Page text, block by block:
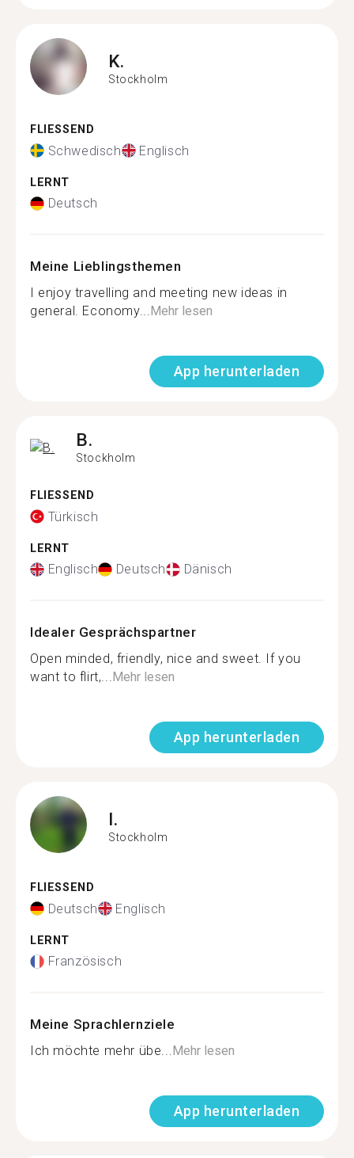
K.
Stockholm
FLIESSEND
Schwedisch Englisch
LERNT
Deutsch
Meine Lieblingsthemen
I enjoy travelling and meeting new ideas in
general. Economy...Mehr lesen
App herunterladen
B.
Stockholm
FLIESSEND
Türkisch
LERNT
Englisch Deutsch Dänisch
Idealer Gesprächspartner
Open minded, friendly, nice and sweet. If you
want to flirt,...Mehr lesen
App herunterladen
I.
Stockholm
FLIESSEND
Deutsch Englisch
LERNT
Französisch
Meine Sprachlernziele
Ich möchte mehr übe...Mehr lesen
App herunterladen